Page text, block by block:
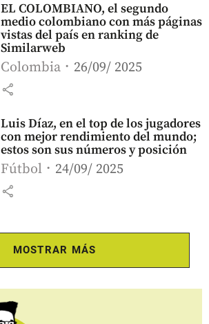
EL COLOMBIANO, el segundo
medio colombiano con más páginas
vistas del país en ranking de
Similarweb
Colombia 26/09/ 2025
share
Luis Díaz, en el top de los jugadores
con mejor rendimiento del mundo;
estos son sus números y posición
Fútbol 24/09/ 2025
share
MOSTRAR MÁS